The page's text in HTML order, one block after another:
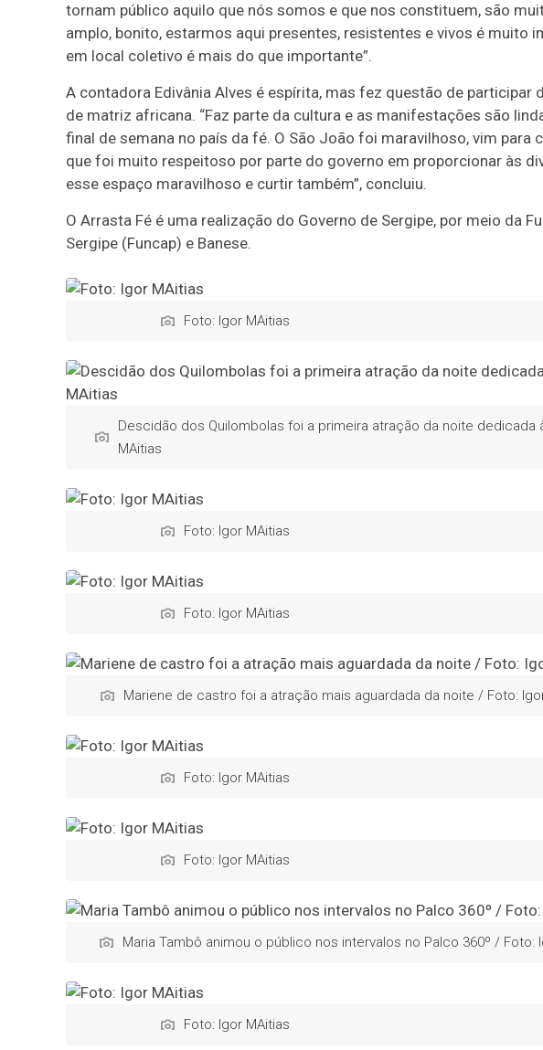
tornam público aquilo que nós somos e que nos constituem, são
amplo, bonito, estarmos aqui presentes, resistentes e vivos é muito
em local coletivo é mais do que importante”.
A contadora Edivânia Alves é espírita, mas fez questão de participar
de matriz africana. “Faz parte da cultura e as manifestações são
final de semana no país da fé. O São João foi maravilhoso, vim para
que foi muito respeitoso por parte do governo em proporcionar às
esse espaço maravilhoso e curtir também”, concluiu.
O Arrasta Fé é uma realização do Governo de Sergipe, por meio da
Sergipe (Funcap) e Banese.
Foto: Igor MAitias
Descidão dos Quilombolas foi a primeira atração da noite
MAitias
Foto: Igor MAitias
Foto: Igor MAitias
Mariene de castro foi a atração mais aguardada da noite / Foto:
Foto: Igor MAitias
Foto: Igor MAitias
Maria Tambô animou o público nos intervalos no Palco 360º / Foto:
Foto: Igor MAitias